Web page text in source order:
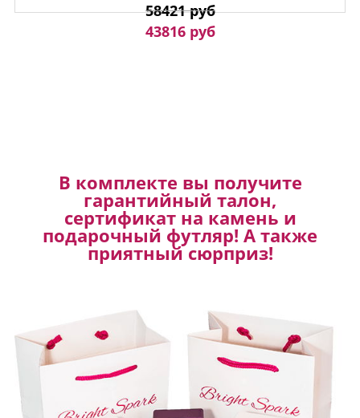
58421 руб
43816 руб
В комплекте вы получите
гарантийный талон,
сертификат на камень и
подарочный футляр! А также
приятный сюрприз!